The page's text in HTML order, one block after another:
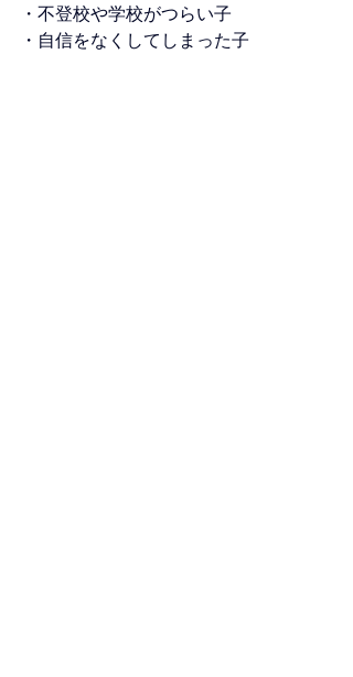
・不登校や学校がつらい子
・自信をなくしてしまった子